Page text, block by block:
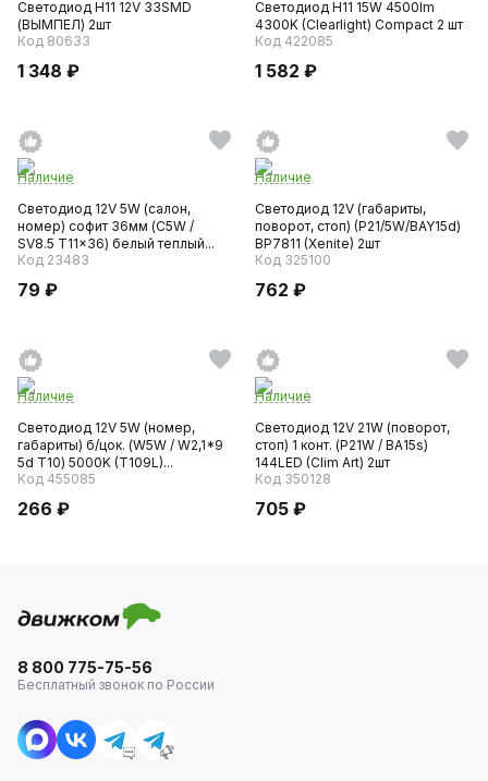
Светодиод H11 12V 33SMD
(ВЫМПЕЛ) 2шт
Код 80633
1 348 ₽
Светодиод H11 15W 4500lm
4300K (Clearlight) Compact 2 шт
Код 422085
1 582 ₽
Наличие
Светодиод 12V 5W (салон,
номер) софит 36мм (C5W /
SV8.5 T11x36) белый теплый...
Код 23483
79 ₽
Наличие
Светодиод 12V (габариты,
поворот, стоп) (P21/5W/BAY15d)
BP7811 (Xenite) 2шт
Код 325100
762 ₽
Наличие
Светодиод 12V 5W (номер,
габариты) б/цок. (W5W / W2,1*9
5d T10) 5000K (T109L)...
Код 455085
266 ₽
Наличие
Светодиод 12V 21W (поворот,
стоп) 1 конт. (P21W / BA15s)
144LED (Clim Art) 2шт
Код 350128
705 ₽
8 800 775-75-56
Бесплатный звонок по России